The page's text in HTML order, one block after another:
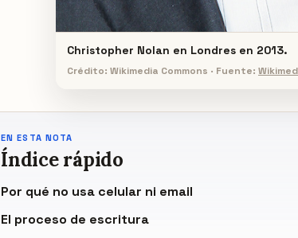
Christopher Nolan en Londres en 2013.
Crédito: Wikimedia Commons · Fuente:
EN ESTA NOTA
Índice rápido
Por qué no usa celular ni email
El proceso de escritura